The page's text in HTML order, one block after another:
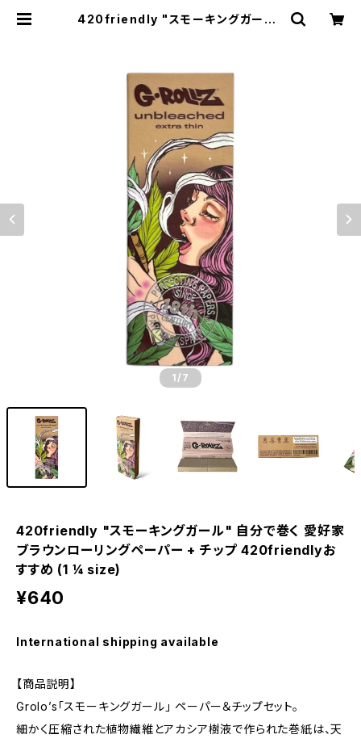
420friendly "スモーキングガール"
a official
1 /7
420friendly "スモーキングガール" 自分で巻く 愛好家
ブラウンローリングペーパー + チップ 420friendlyお
すすめ (1 ¼ size)
¥640
International shipping available
【商品説明】
Grolo’s「スモーキングガール」 ペーパー＆チップセット。
細かく圧縮された植物繊維とアカシア樹液で作られた巻紙は、天